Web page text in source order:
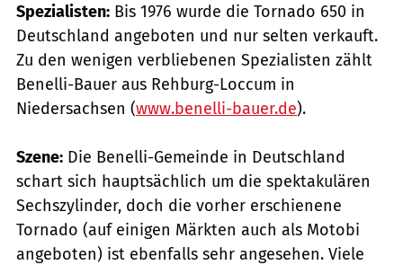
Spezialisten: Bis 1976 wurde die Tornado 650 in
Deutschland angeboten und nur selten verkauft.
Zu den wenigen verbliebenen Spe­zialisten zählt
Benelli-Bauer aus Rehburg-Loccum in
Niedersachsen (www.benelli-bauer.de).
Szene: Die Benelli-Gemeinde in Deutschland
schart sich hauptsächlich um die spektakulären
Sechszylinder, doch die vorher erschienene
Tornado (auf einigen Märkten auch als Motobi
angeboten) ist ebenfalls sehr angesehen. Viele